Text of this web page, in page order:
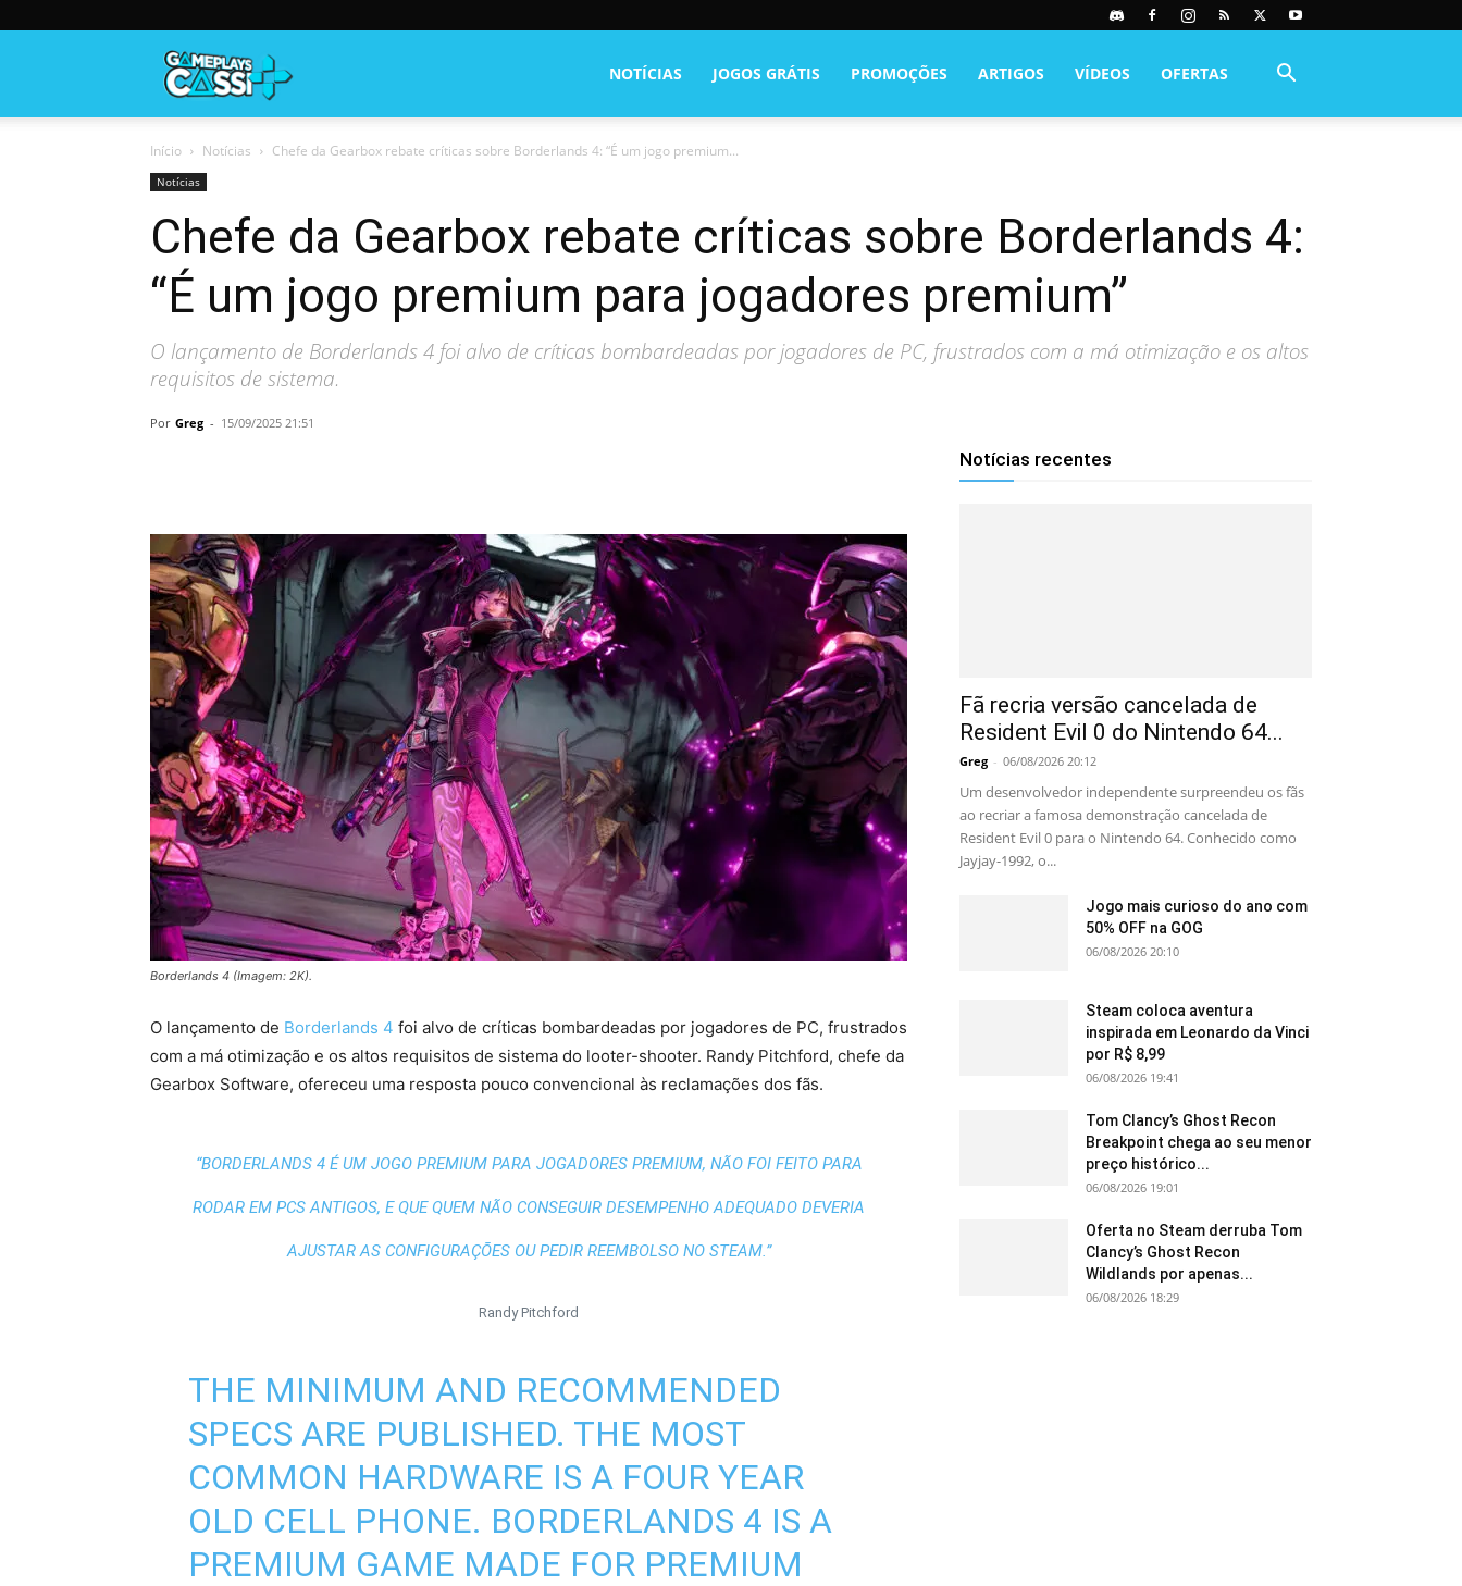
NOTÍCIAS JOGOS GRÁTIS PROMOÇÕES ARTIGOS VÍDEOS OFERTAS
Início Notícias Chefe da Gearbox rebate críticas sobre Borderlands 4: “É um jogo premium...
Notícias
Chefe da Gearbox rebate críticas sobre Borderlands 4:
“É um jogo premium para jogadores premium”
O lançamento de Borderlands 4 foi alvo de críticas bombardeadas por jogadores de PC, frustrados com a má otimização e os altos
requisitos de sistema.
Por Greg - 15/09/2025 21:51
Borderlands 4 (Imagem: 2K).
O lançamento de Borderlands 4 foi alvo de críticas bombardeadas por jogadores de PC, frustrados
com a má otimização e os altos requisitos de sistema do looter-shooter. Randy Pitchford, chefe da
Gearbox Software, ofereceu uma resposta pouco convencional às reclamações dos fãs.
“BORDERLANDS 4 É UM JOGO PREMIUM PARA JOGADORES PREMIUM, NÃO FOI FEITO PARA
RODAR EM PCS ANTIGOS, E QUE QUEM NÃO CONSEGUIR DESEMPENHO ADEQUADO DEVERIA
AJUSTAR AS CONFIGURAÇÕES OU PEDIR REEMBOLSO NO STEAM.”
Randy Pitchford
THE MINIMUM AND RECOMMENDED
SPECS ARE PUBLISHED. THE MOST
COMMON HARDWARE IS A FOUR YEAR
OLD CELL PHONE. BORDERLANDS 4 IS A
PREMIUM GAME MADE FOR PREMIUM
Notícias recentes
Fã recria versão cancelada de
Resident Evil 0 do Nintendo 64...
Greg - 06/08/2026 20:12
Um desenvolvedor independente surpreendeu os fãs
ao recriar a famosa demonstração cancelada de
Resident Evil 0 para o Nintendo 64. Conhecido como
Jayjay-1992, o...
Jogo mais curioso do ano com
50% OFF na GOG
06/08/2026 20:10
Steam coloca aventura
inspirada em Leonardo da Vinci
por R$ 8,99
06/08/2026 19:41
Tom Clancy’s Ghost Recon
Breakpoint chega ao seu menor
preço histórico...
06/08/2026 19:01
Oferta no Steam derruba Tom
Clancy’s Ghost Recon
Wildlands por apenas...
06/08/2026 18:29